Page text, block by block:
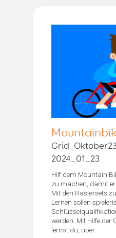
2024_01_23
Hilf dem Mountain
zu machen, damit er
Mit den Rastersets
Lernen sollen
werden. Mit Hilfe der
lernst du, über...